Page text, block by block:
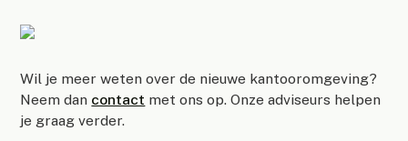
Wil je meer weten over de nieuwe kantooromgeving?
Neem dan contact met ons op. Onze adviseurs helpen
je graag verder.